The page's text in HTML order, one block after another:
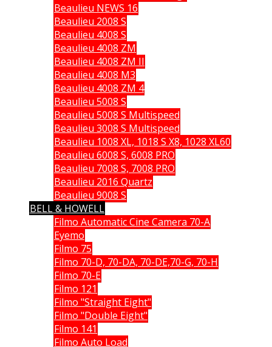
Beaulieu NEWS 16
Beaulieu 2008 S
Beaulieu 4008 S
Beaulieu 4008 ZM
Beaulieu 4008 ZM II
Beaulieu 4008 M3
Beaulieu 4008 ZM 4
Beaulieu 5008 S
Beaulieu 5008 S Multispeed
Beaulieu 3008 S Multispeed
Beaulieu 1008 XL, 1018 S X8, 1028 XL60
Beaulieu 6008 S, 6008 PRO
Beaulieu 7008 S, 7008 PRO
Beaulieu 2016 Quartz
Beaulieu 9008 S
BELL & HOWELL
Filmo Automatic Cine Camera 70-A
Eyemo
Filmo 75
Filmo 70-D, 70-DA, 70-DE,70-G, 70-H
Filmo 70-E
Filmo 121
Filmo "Straight Eight"
Filmo "Double Eight"
Filmo 141
Filmo Auto Load